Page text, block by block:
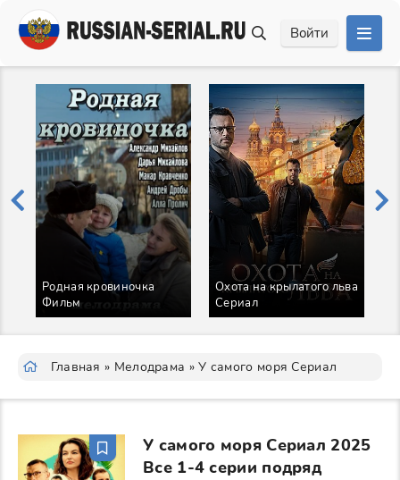
Войти
Родная кровиночка
Фильм
Охота на крылатого льва
Сериал
Главная » Мелодрама » У самого моря Сериал
У самого моря Сериал 2025
Все 1-4 серии подряд